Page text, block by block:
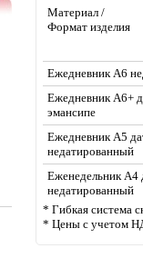
Материал /
Формат изделия
Ежедневник А6
Ежедневник А6+
эмансипе
Ежедневник А5
недатированный
Еженедельник А4
недатированный
* Гибкая система
* Цены с учетом